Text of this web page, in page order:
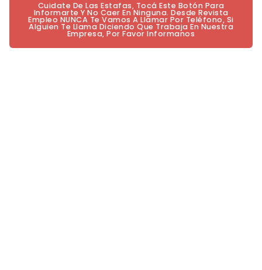
Cuidate De Las Estafas, Tocá Este Botón Para
Informarte Y No Caer En Ninguna. Desde Revista
Empleo NUNCA Te Vamos A Llamar Por Teléfono, Si
Alguien Te Llama Diciendo Que Trabaja En Nuestra
Empresa, Por Favor Informanos